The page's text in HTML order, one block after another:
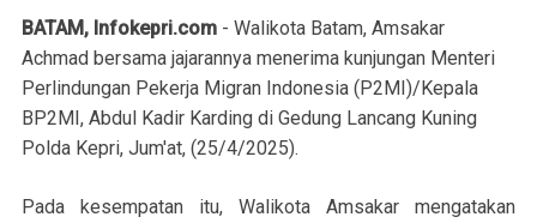
BATAM, Infokepri.com - Walikota Batam, Amsakar
Achmad bersama jajarannya menerima kunjungan Menteri
Perlindungan Pekerja Migran Indonesia (P2MI)/Kepala
BP2MI, Abdul Kadir Karding di Gedung Lancang Kuning
Polda Kepri, Jum'at, (25/4/2025).
Pada kesempatan itu, Walikota Amsakar mengatakan